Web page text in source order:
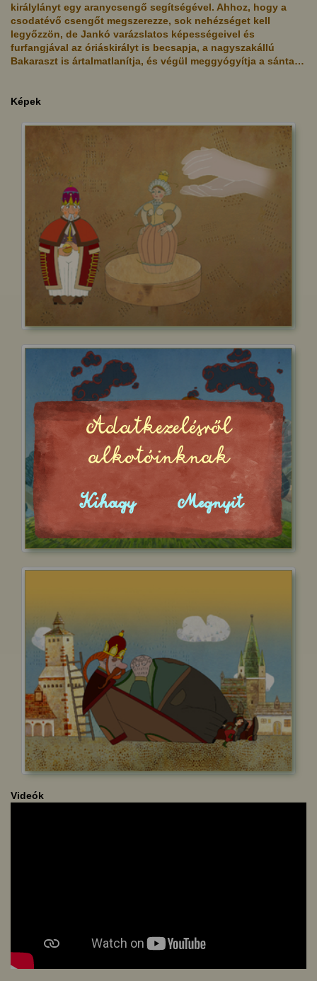
királylányt egy aranycsengő segítségével. Ahhoz, hogy a
csodatévő csengőt megszerezze, sok nehézséget kell
legyőzzön, de Jankó varázslatos képességeivel és
furfangjával az óriáskirályt is becsapja, a nagyszakállú
Bakaraszt is ártalmatlanítja, és végül meggyógyítja a sánta…
Képek
Videók
Adatkezelésről
alkotóinknak
Kihagy Megnyit